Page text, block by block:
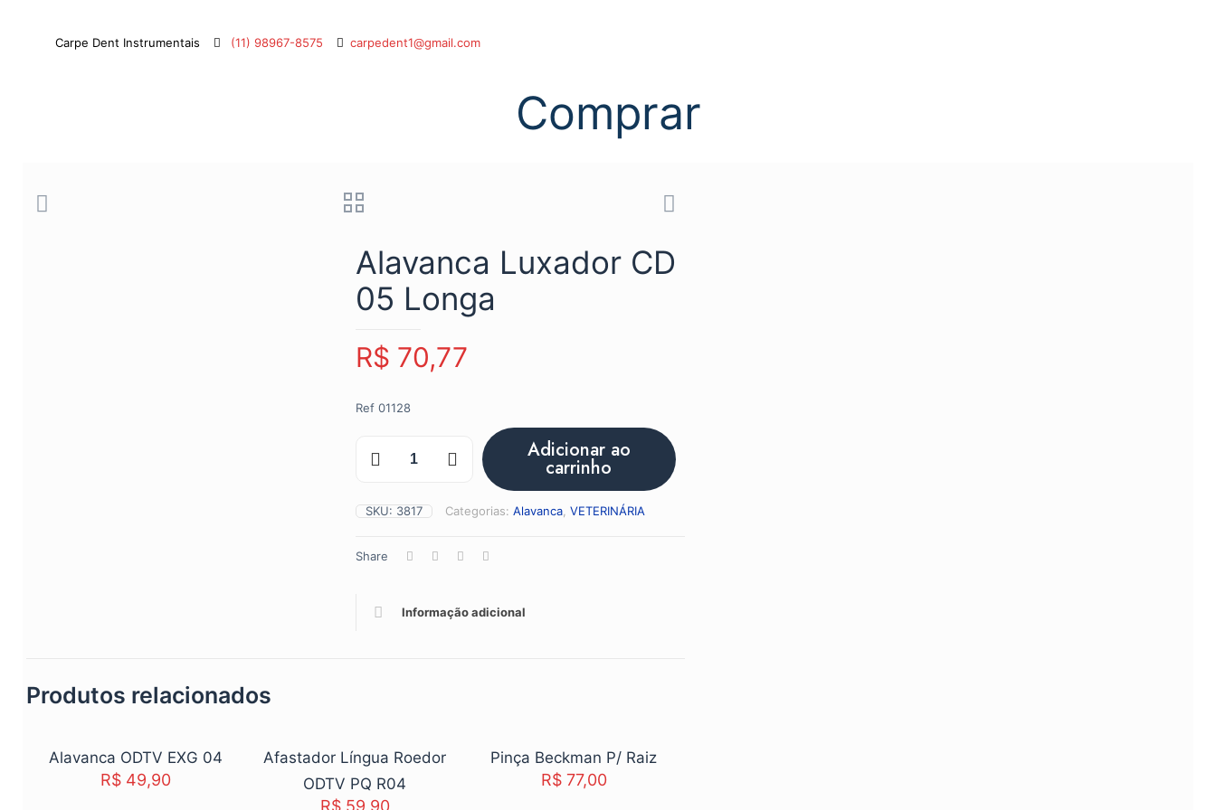
Carpe Dent Instrumentais (11) 98967-8575 carpedent1@gmail.com
Comprar
Alavanca Luxador CD
05 Longa
R$ 70,77
Ref 01128
Luxador
CD
Adicionar ao
carrinho
SKU: 3817 Categorias: Alavanca, VETERINÁRIA
Share
Informação adicional
Produtos relacionados
Alavanca ODTV EXG 04
R$49,90
Afastador Língua Roedor
ODTV PQ R04
R$59,90
Pinça Beckman P/ Raiz
R$77,00